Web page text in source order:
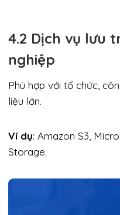
4.2 Dịch vụ lưu
nghiệp
Phù hợp với tổ chức,
liệu lớn.
Ví dụ: Amazon S3,
Storage.